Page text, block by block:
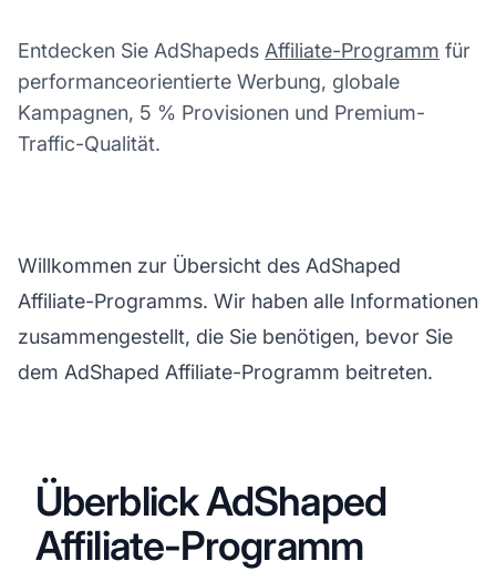
Entdecken Sie AdShapeds Affiliate-Programm für
performanceorientierte Werbung, globale
Kampagnen, 5 % Provisionen und Premium-
Traffic-Qualität.
Willkommen zur Übersicht des AdShaped
Affiliate-Programms. Wir haben alle Informationen
zusammengestellt, die Sie benötigen, bevor Sie
dem AdShaped Affiliate-Programm beitreten.
Überblick AdShaped
Affiliate-Programm